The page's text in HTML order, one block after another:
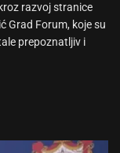
razvoj stranice
Grad Forum, koje su
prepoznatljiv i